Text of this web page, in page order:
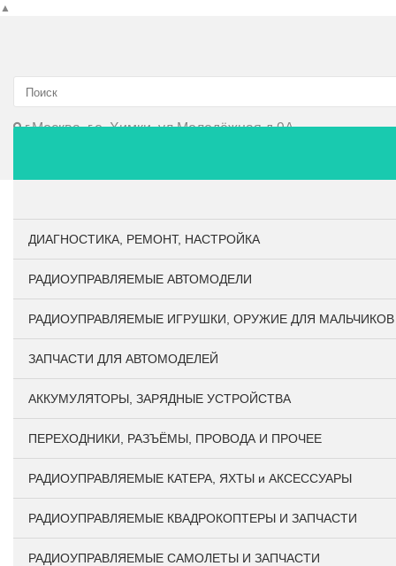
▲
г.Москва, г.о. Химки, ул.Молодёжная д.9А
ДИАГНОСТИКА, РЕМОНТ, НАСТРОЙКА
РАДИОУПРАВЛЯЕМЫЕ АВТОМОДЕЛИ
РАДИОУПРАВЛЯЕМЫЕ ИГРУШКИ, ОРУЖИЕ ДЛЯ МАЛЬЧИКОВ
ЗАПЧАСТИ ДЛЯ АВТОМОДЕЛЕЙ
АККУМУЛЯТОРЫ, ЗАРЯДНЫЕ УСТРОЙСТВА
ПЕРЕХОДНИКИ, РАЗЪЁМЫ, ПРОВОДА И ПРОЧЕЕ
РАДИОУПРАВЛЯЕМЫЕ КАТЕРА, ЯХТЫ и АКСЕССУАРЫ
РАДИОУПРАВЛЯЕМЫЕ КВАДРОКОПТЕРЫ И ЗАПЧАСТИ
РАДИОУПРАВЛЯЕМЫЕ САМОЛЕТЫ И ЗАПЧАСТИ